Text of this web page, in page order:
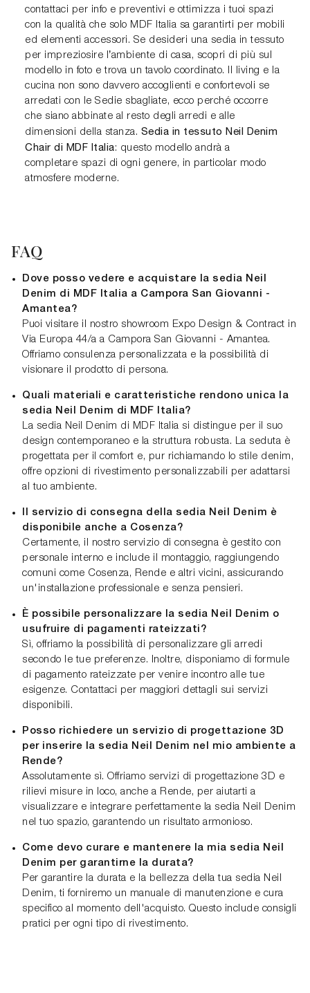
contattaci per info e preventivi e ottimizza i tuoi spazi
con la qualità che solo MDF Italia sa garantirti per mobili
ed elementi accessori. Se desideri una sedia in tessuto
per impreziosire l’ambiente di casa, scopri di più sul
modello in foto e trova un tavolo coordinato. Il living e la
cucina non sono davvero accoglienti e confortevoli se
arredati con le Sedie sbagliate, ecco perché occorre
che siano abbinate al resto degli arredi e alle
dimensioni della stanza. Sedia in tessuto Neil Denim
Chair di MDF Italia: questo modello andrà a
completare spazi di ogni genere, in particolar modo
atmosfere moderne.
FAQ
Dove posso vedere e acquistare la sedia Neil
Denim di MDF Italia a Campora San Giovanni -
Amantea?
Puoi visitare il nostro showroom Expo Design & Contract in
Via Europa 44/a a Campora San Giovanni - Amantea.
Offriamo consulenza personalizzata e la possibilità di
visionare il prodotto di persona.
Quali materiali e caratteristiche rendono unica la
sedia Neil Denim di MDF Italia?
La sedia Neil Denim di MDF Italia si distingue per il suo
design contemporaneo e la struttura robusta. La seduta è
progettata per il comfort e, pur richiamando lo stile denim,
offre opzioni di rivestimento personalizzabili per adattarsi
al tuo ambiente.
Il servizio di consegna della sedia Neil Denim è
disponibile anche a Cosenza?
Certamente, il nostro servizio di consegna è gestito con
personale interno e include il montaggio, raggiungendo
comuni come Cosenza, Rende e altri vicini, assicurando
un'installazione professionale e senza pensieri.
È possibile personalizzare la sedia Neil Denim o
usufruire di pagamenti rateizzati?
Sì, offriamo la possibilità di personalizzare gli arredi
secondo le tue preferenze. Inoltre, disponiamo di formule
di pagamento rateizzate per venire incontro alle tue
esigenze. Contattaci per maggiori dettagli sui servizi
disponibili.
Posso richiedere un servizio di progettazione 3D
per inserire la sedia Neil Denim nel mio ambiente a
Rende?
Assolutamente sì. Offriamo servizi di progettazione 3D e
rilievi misure in loco, anche a Rende, per aiutarti a
visualizzare e integrare perfettamente la sedia Neil Denim
nel tuo spazio, garantendo un risultato armonioso.
Come devo curare e mantenere la mia sedia Neil
Denim per garantirne la durata?
Per garantire la durata e la bellezza della tua sedia Neil
Denim, ti forniremo un manuale di manutenzione e cura
specifico al momento dell'acquisto. Questo include consigli
pratici per ogni tipo di rivestimento.